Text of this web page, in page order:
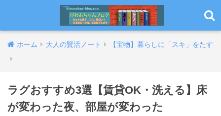
ホーム 大人の賢活ノート 【宝物】暮らしに「スキ」をたす
ラグおすすめ3選【賃貸OK・洗える】床
が変わった夜、部屋が変わった